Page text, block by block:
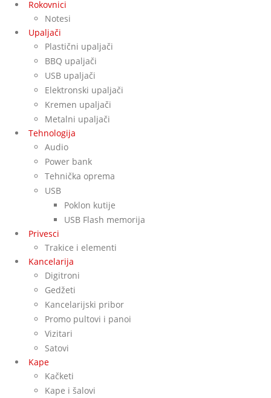
Rokovnici
Notesi
Upaljači
Plastični upaljači
BBQ upaljači
USB upaljači
Elektronski upaljači
Kremen upaljači
Metalni upaljači
Tehnologija
Audio
Power bank
Tehnička oprema
USB
Poklon kutije
USB Flash memorija
Privesci
Trakice i elementi
Kancelarija
Digitroni
Gedžeti
Kancelarijski pribor
Promo pultovi i panoi
Vizitari
Satovi
Kape
Kačketi
Kape i šalovi